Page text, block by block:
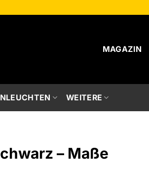
MAGAZIN
WEITERE
– Maße